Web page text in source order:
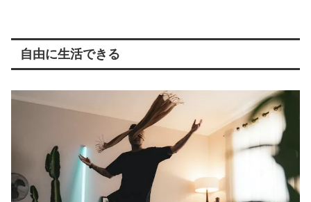
自由に生活できる